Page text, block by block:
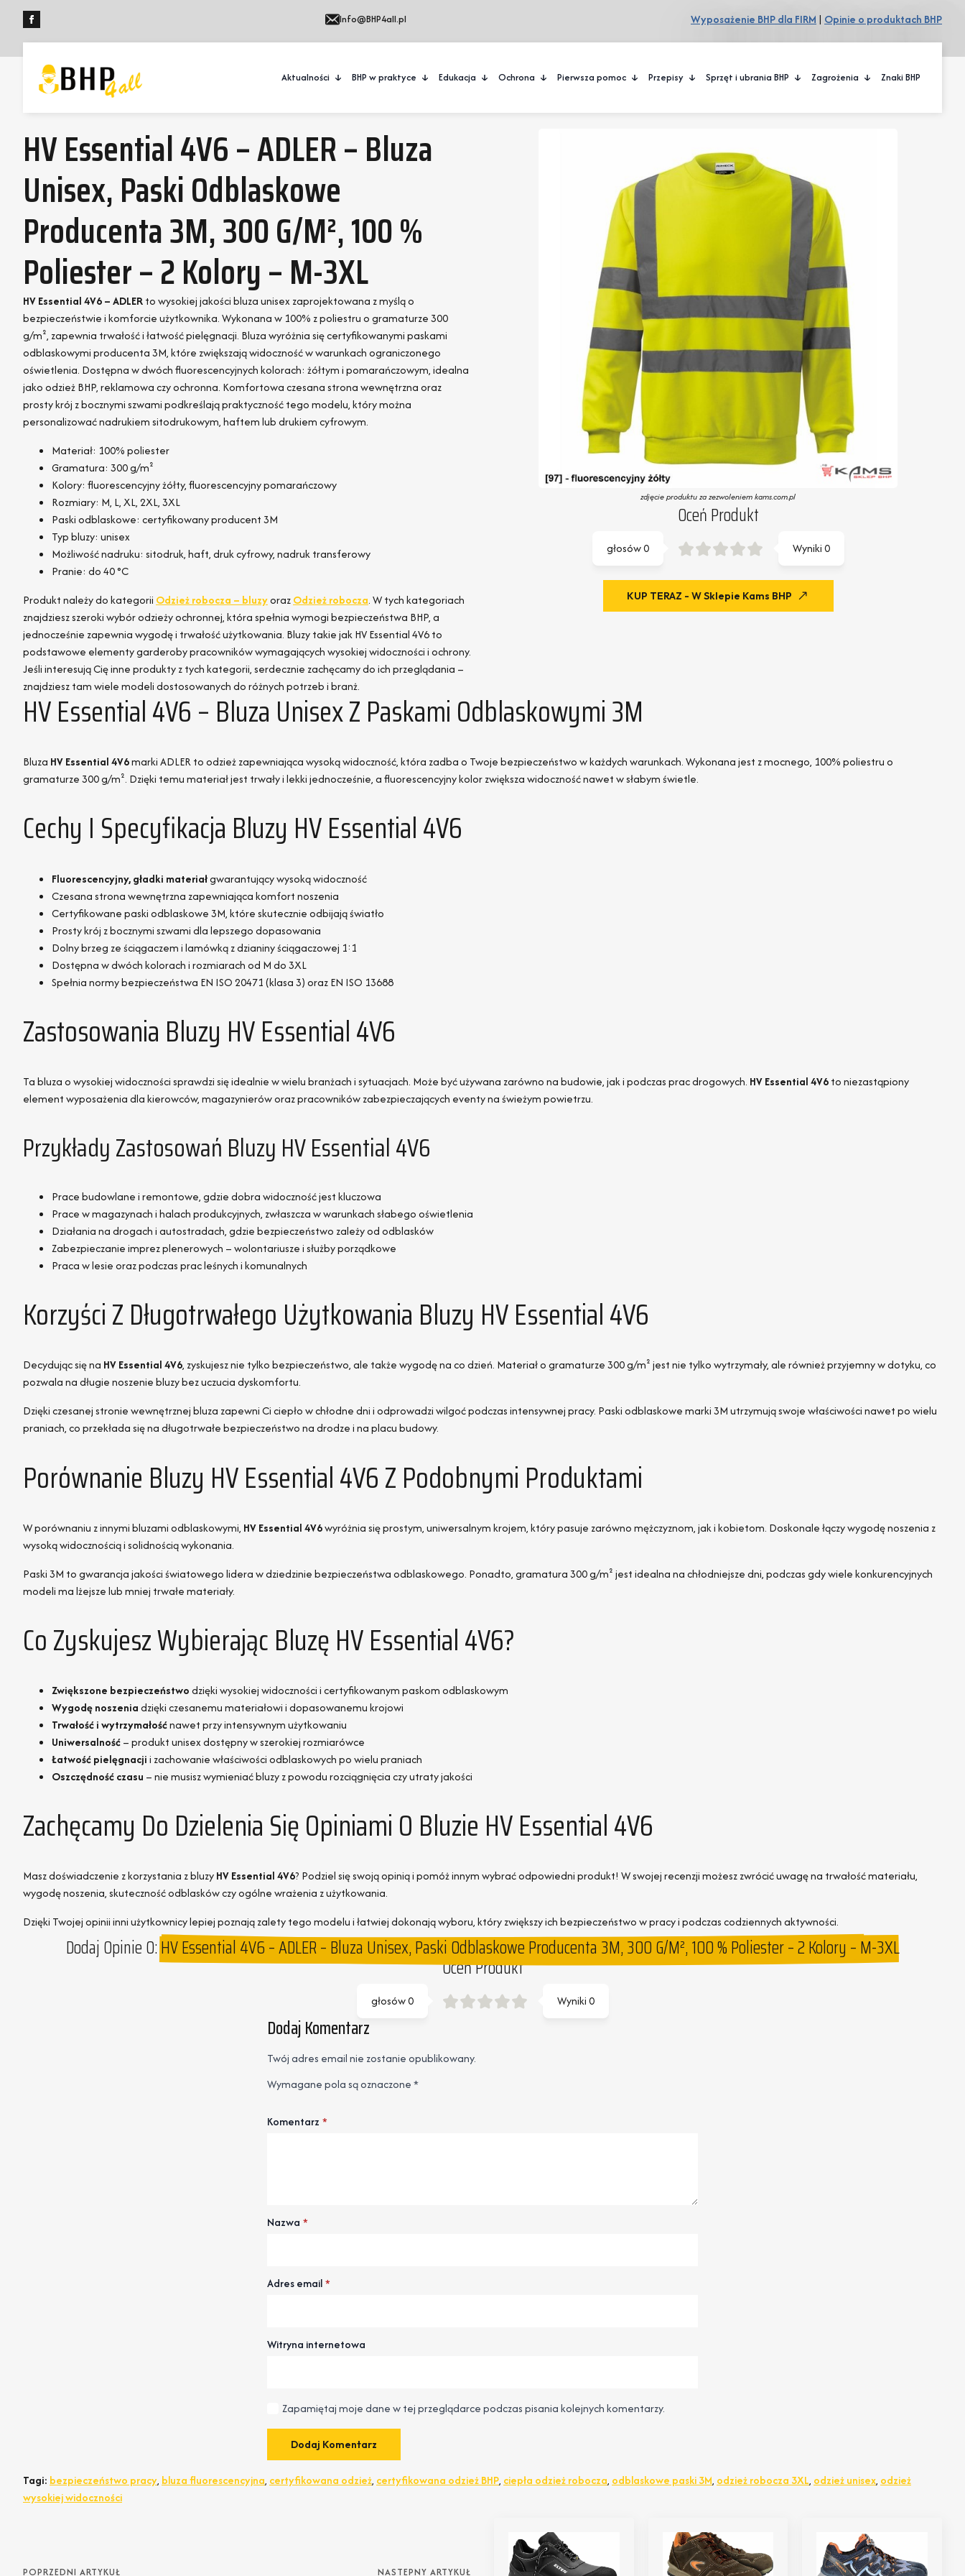
Info@BHP4all.pl Wyposażenie BHP dla FIRM | Opinie o produktach BHP
Aktualności BHP w praktyce Edukacja Ochrona Pierwsza pomoc Przepisy Sprzęt i ubrania BHP Zagrożenia Znaki BHP
HV Essential 4V6 – ADLER – Bluza
Unisex, Paski Odblaskowe
Producenta 3M, 300 G/m², 100 %
Poliester – 2 Kolory – M-3XL
HV Essential 4V6 – ADLERto wysokiej jakości bluza unisex zaprojektowana z myślą o
bezpieczeństwie i komforcie użytkownika. Wykonana w 100% z poliestru o gramaturze 300
g/m², zapewnia trwałość i łatwość pielęgnacji. Bluza wyróżnia się certyfikowanymi paskami
odblaskowymi producenta 3M, które zwiększają widoczność w warunkach ograniczonego
oświetlenia. Dostępna w dwóch fluorescencyjnych kolorach: żółtym i pomarańczowym, idealna
jako odzież BHP, reklamowa czy ochronna. Komfortowa czesana strona wewnętrzna oraz
prosty krój z bocznymi szwami podkreślają praktyczność tego modelu, który można
personalizować nadrukiem sitodrukowym, haftem lub drukiem cyfrowym.
Materiał: 100% poliester
Gramatura: 300 g/m²
Kolory: fluorescencyjny żółty, fluorescencyjny pomarańczowy
Rozmiary: M, L, XL, 2XL, 3XL
Paski odblaskowe: certyfikowany producent 3M
Typ bluzy: unisex
Możliwość nadruku: sitodruk, haft, druk cyfrowy, nadruk transferowy
Pranie: do 40 °C
Produkt należy do kategorii Odzież robocza – bluzyorazOdzież robocza. W tych kategoriach
znajdziesz szeroki wybór odzieży ochronnej, która spełnia wymogi bezpieczeństwa BHP, a
jednocześnie zapewnia wygodę i trwałość użytkowania. Bluzy takie jak HV Essential 4V6 to
podstawowe elementy garderoby pracowników wymagających wysokiej widoczności i ochrony.
Jeśli interesują Cię inne produkty z tych kategorii, serdecznie zachęcamy do ich przeglądania –
znajdziesz tam wiele modeli dostosowanych do różnych potrzeb i branż.
zdjęcie produktu za zezwoleniem kams.com.pl
Oceń Produkt
Wyniki0
głosów0
KUP TERAZ - W Sklepie Kams BHP
HV Essential 4V6 – Bluza Unisex Z Paskami Odblaskowymi 3M
Bluza HV Essential 4V6marki ADLER to odzież zapewniająca wysoką widoczność, która zadba o Twoje bezpieczeństwo w każdych warunkach. Wykonana jest z mocnego, 100% poliestru o
gramaturze 300 g/m². Dzięki temu materiał jest trwały i lekki jednocześnie, a fluorescencyjny kolor zwiększa widoczność nawet w słabym świetle.
Cechy I Specyfikacja Bluzy HV Essential 4V6
Fluorescencyjny, gładki materiałgwarantujący wysoką widoczność
Czesana strona wewnętrzna zapewniająca komfort noszenia
Certyfikowane paski odblaskowe 3M, które skutecznie odbijają światło
Prosty krój z bocznymi szwami dla lepszego dopasowania
Dolny brzeg ze ściągaczem i lamówką z dzianiny ściągaczowej 1:1
Dostępna w dwóch kolorach i rozmiarach od M do 3XL
Spełnia normy bezpieczeństwa EN ISO 20471 (klasa 3) oraz EN ISO 13688
Zastosowania Bluzy HV Essential 4V6
Ta bluza o wysokiej widoczności sprawdzi się idealnie w wielu branżach i sytuacjach. Może być używana zarówno na budowie, jak i podczas prac drogowych. HV Essential 4V6to niezastąpiony
element wyposażenia dla kierowców, magazynierów oraz pracowników zabezpieczających eventy na świeżym powietrzu.
Przykłady Zastosowań Bluzy HV Essential 4V6
Prace budowlane i remontowe, gdzie dobra widoczność jest kluczowa
Prace w magazynach i halach produkcyjnych, zwłaszcza w warunkach słabego oświetlenia
Działania na drogach i autostradach, gdzie bezpieczeństwo zależy od odblasków
Zabezpieczanie imprez plenerowych – wolontariusze i służby porządkowe
Praca w lesie oraz podczas prac leśnych i komunalnych
Korzyści Z Długotrwałego Użytkowania Bluzy HV Essential 4V6
Decydując się na HV Essential 4V6, zyskujesz nie tylko bezpieczeństwo, ale także wygodę na co dzień. Materiał o gramaturze 300 g/m² jest nie tylko wytrzymały, ale również przyjemny w dotyku, co
pozwala na długie noszenie bluzy bez uczucia dyskomfortu.
Dzięki czesanej stronie wewnętrznej bluza zapewni Ci ciepło w chłodne dni i odprowadzi wilgoć podczas intensywnej pracy. Paski odblaskowe marki 3M utrzymują swoje właściwości nawet po wielu
praniach, co przekłada się na długotrwałe bezpieczeństwo na drodze i na placu budowy.
Porównanie Bluzy HV Essential 4V6 Z Podobnymi Produktami
W porównaniu z innymi bluzami odblaskowymi, HV Essential 4V6wyróżnia się prostym, uniwersalnym krojem, który pasuje zarówno mężczyznom, jak i kobietom. Doskonale łączy wygodę noszenia z
wysoką widocznością i solidnością wykonania.
Paski 3M to gwarancja jakości światowego lidera w dziedzinie bezpieczeństwa odblaskowego. Ponadto, gramatura 300 g/m² jest idealna na chłodniejsze dni, podczas gdy wiele konkurencyjnych
modeli ma lżejsze lub mniej trwałe materiały.
Co Zyskujesz Wybierając Bluzę HV Essential 4V6?
Zwiększone bezpieczeństwodzięki wysokiej widoczności i certyfikowanym paskom odblaskowym
Wygodę noszeniadzięki czesanemu materiałowi i dopasowanemu krojowi
Trwałość i wytrzymałośćnawet przy intensywnym użytkowaniu
Uniwersalność– produkt unisex dostępny w szerokiej rozmiarówce
Łatwość pielęgnacjii zachowanie właściwości odblaskowych po wielu praniach
Oszczędność czasu – nie musisz wymieniać bluzy z powodu rozciągnięcia czy utraty jakości
Zachęcamy Do Dzielenia Się Opiniami O Bluzie HV Essential 4V6
Masz doświadczenie z korzystania z bluzyHV Essential 4V6? Podziel się swoją opinią i pomóż innym wybrać odpowiedni produkt! W swojej recenzji możesz zwrócić uwagę na trwałość materiału,
wygodę noszenia, skuteczność odblasków czy ogólne wrażenia z użytkowania.
Dzięki Twojej opinii inni użytkownicy lepiej poznają zalety tego modelu i łatwiej dokonają wyboru, który zwiększy ich bezpieczeństwo w pracy i podczas codziennych aktywności.
Dodaj Opinie O:HV Essential 4V6 – ADLER – Bluza Unisex, Paski Odblaskowe Producenta 3M, 300 G/m², 100 % Poliester – 2 Kolory – M-3XL
Oceń Produkt
Wyniki0
głosów0
Dodaj Komentarz
Twój adres email nie zostanie opublikowany.
Wymagane pola są oznaczone*
Komentarz *
Nazwa *
Adres email*
Witryna internetowa
Zapamiętaj moje dane w tej przeglądarce podczas pisania kolejnych komentarzy.
Tagi: bezpieczeństwo pracy, bluza fluorescencyjna, certyfikowana odzież, certyfikowana odzież BHP, ciepła odzież robocza, odblaskowe paski 3M, odzież robocza 3XL, odzież unisex, odzież
wysokiej widoczności
POPRZEDNI ARTYKUŁ NASTEPNY ARTYKUŁ